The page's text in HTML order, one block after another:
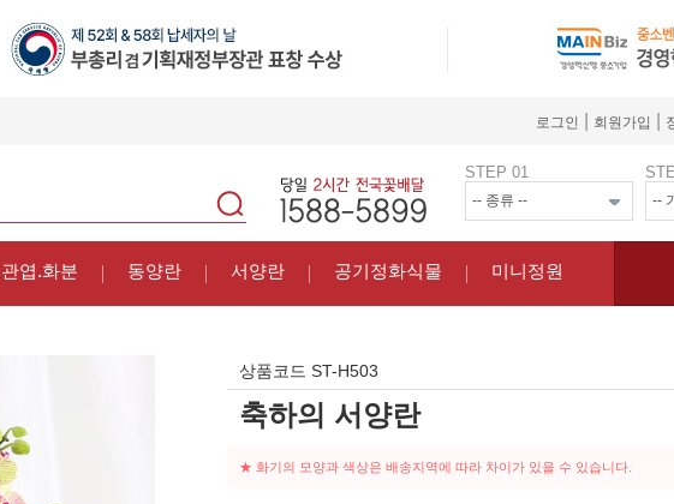
로그인 회원가입
STEP 01
관엽.화분 동양란 서양란 공기정화식물 미니정원
상품코드 ST-H503
축하의 서양란
★ 화기의 모양과 색상은 배송지역에 따라 차이가 있을 수 있습니다.